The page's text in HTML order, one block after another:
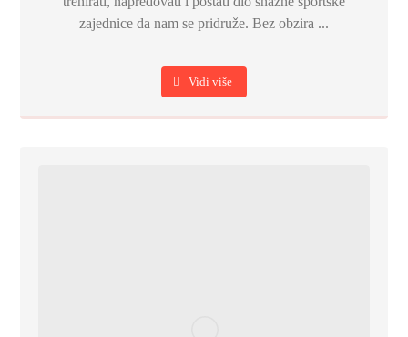
zajednice da nam se pridruže. Bez obzira ...
Vidi više